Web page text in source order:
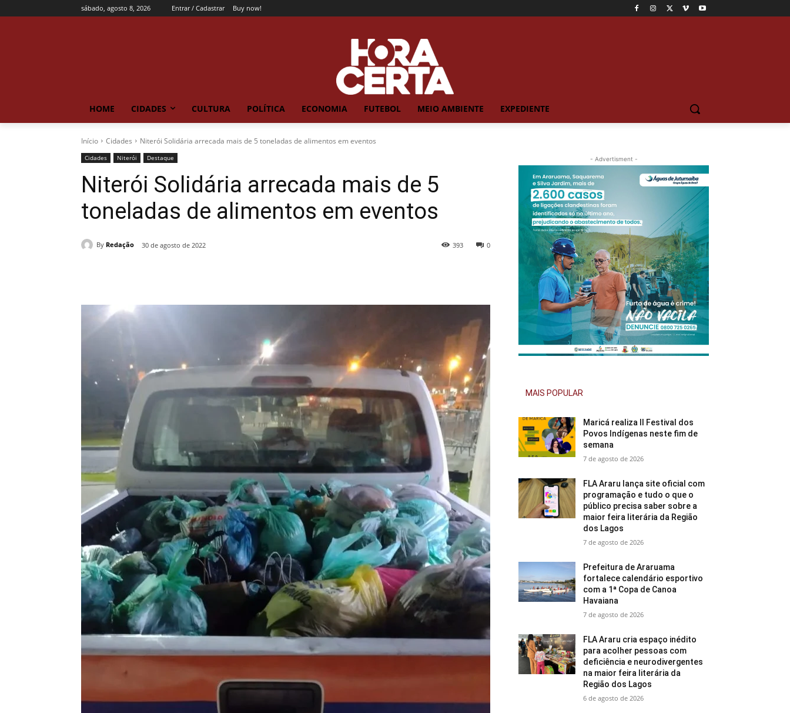
sábado, agosto 8, 2026 Entrar / Cadastrar Buy now!
HOME CIDADES CULTURA POLÍTICA ECONOMIA FUTEBOL MEIO AMBIENTE EXPEDIENTE
Início Cidades Niterói Solidária arrecada mais de 5 toneladas de alimentos em eventos
Cidades Niterói Destaque
Niterói Solidária arrecada mais de 5
toneladas de alimentos em eventos
By Redação 30 de agosto de 2022 0
393
- Advertisment -
MAIS POPULAR
Maricá realiza II Festival dos
Povos Indígenas neste fim de
semana
7 de agosto de 2026
FLA Araru lança site oficial com
programação e tudo o que o
público precisa saber sobre a
maior feira literária da Região
dos Lagos
7 de agosto de 2026
Prefeitura de Araruama
fortalece calendário esportivo
com a 1ª Copa de Canoa
Havaiana
7 de agosto de 2026
FLA Araru cria espaço inédito
para acolher pessoas com
deficiência e neurodivergentes
na maior feira literária da
Região dos Lagos
6 de agosto de 2026